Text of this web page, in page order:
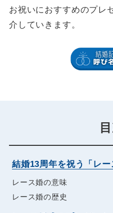
お祝いにおすすめのプレ
介していきます。
結婚13周年を祝う「レー
レース婚の意味
レース婚の歴史